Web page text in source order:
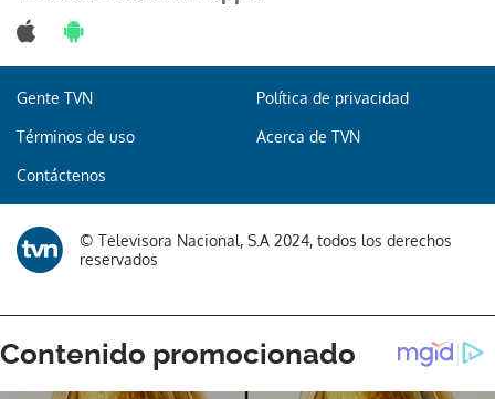
Gente TVN Política de privacidad
Términos de uso Acerca de TVN
Contáctenos
© Televisora Nacional, S.A 2024, todos los derechos
reservados